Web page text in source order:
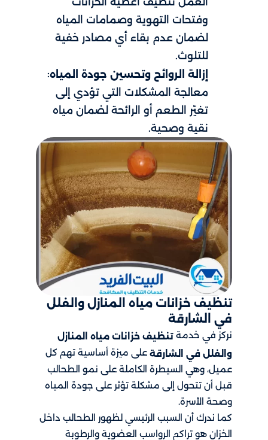
وفتحات التهوية وصمامات المياه
لضمان عدم بقاء أي مصادر خفية
للتلوث.
إزالة الروائح وتحسين جودة المياه:
معالجة المشكلات التي تؤدي إلى
تغيّر الطعم أو الرائحة لضمان مياه
نقية وصحية.
تنظيف خزانات مياه المنازل والفلل
في الشارقة
نركز في خدمة تنظيف خزانات مياه المنازل
والفلل في الشارقة على ميزة أساسية تهم كل
عميل، وهي السيطرة الكاملة على نمو الطحالب
قبل أن تتحول إلى مشكلة تؤثر على جودة المياه
وصحة الأسرة.
كما ندرك أن السبب الرئيسي لظهور الطحالب داخل
الخزان هو تراكم الرواسب العضوية والرطوبة